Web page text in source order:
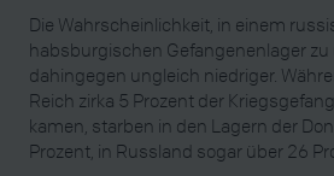
Die Wahrscheinlichkeit, in einem
habsburgischen Gefangenenlager zu
dahingegen ungleich niedriger.
Reich zirka 5 Prozent der
kamen, starben in den Lagern der
Prozent, in Russland sogar über 26